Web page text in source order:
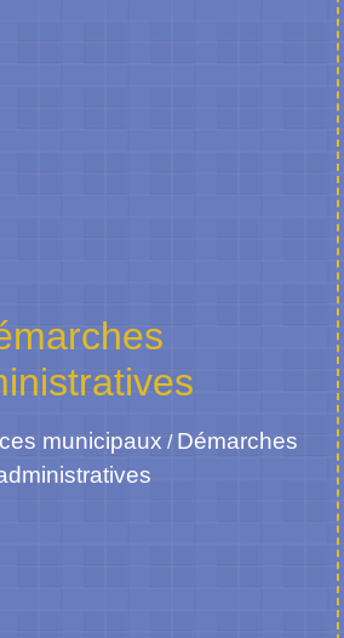
municipaux / Démarches